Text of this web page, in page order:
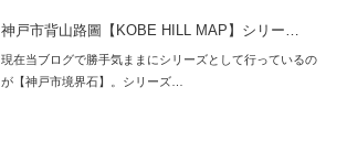
神戸市背山路圖【KOBE HILL MAP】シリー…
現在当ブログで勝手気ままにシリーズとして行っているの
が【神戸市境界石】。シリーズ…